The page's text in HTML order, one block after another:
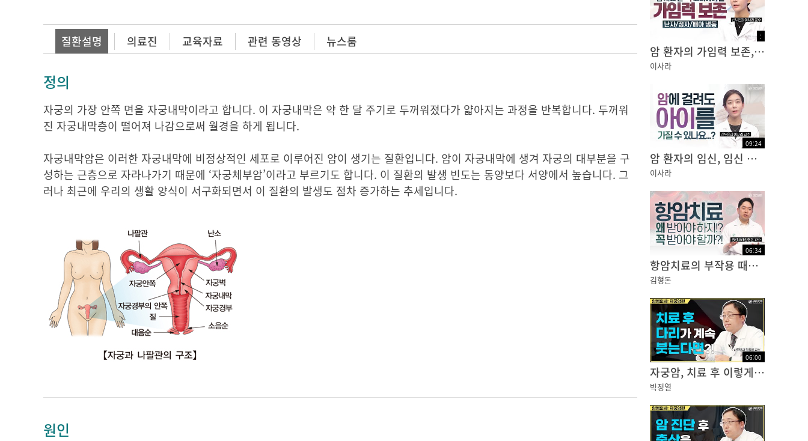
질환설명 의료진 교육자료 관련 동영상 뉴스룸
정의
자궁의 가장 안쪽 면을 자궁내막이라고 합니다. 이 자궁내막은 약 한 달 주기로 두꺼워졌다가 얇아지는 과정을 반복합니다. 두꺼워
진 자궁내막층이 떨어져 나감으로써 월경을 하게 됩니다.
자궁내막암은 이러한 자궁내막에 비정상적인 세포로 이루어진 암이 생기는 질환입니다. 암이 자궁내막에 생겨 자궁의 대부분을 구
성하는 근층으로 자라나가기 때문에 ‘자궁체부암’이라고 부르기도 합니다. 이 질환의 발생 빈도는 동양보다 서양에서 높습니다. 그
러나 최근에 우리의 생활 양식이 서구화되면서 이 질환의 발생도 점차 증가하는 추세입니다.
원인
:
암 환자의 가임력 보존, 치료 시작 전 미리 준비가 필요합니다
이사라
09:24
암 환자의 임신, 임신 후에 재발된 암... 어떻게 해야할까요?
이사라
06:34
항암치료의 부작용 때문에 치료를 망설이고 계신가요?
김형돈
06:00
자궁암, 치료 후 이렇게 관리하자
박정열